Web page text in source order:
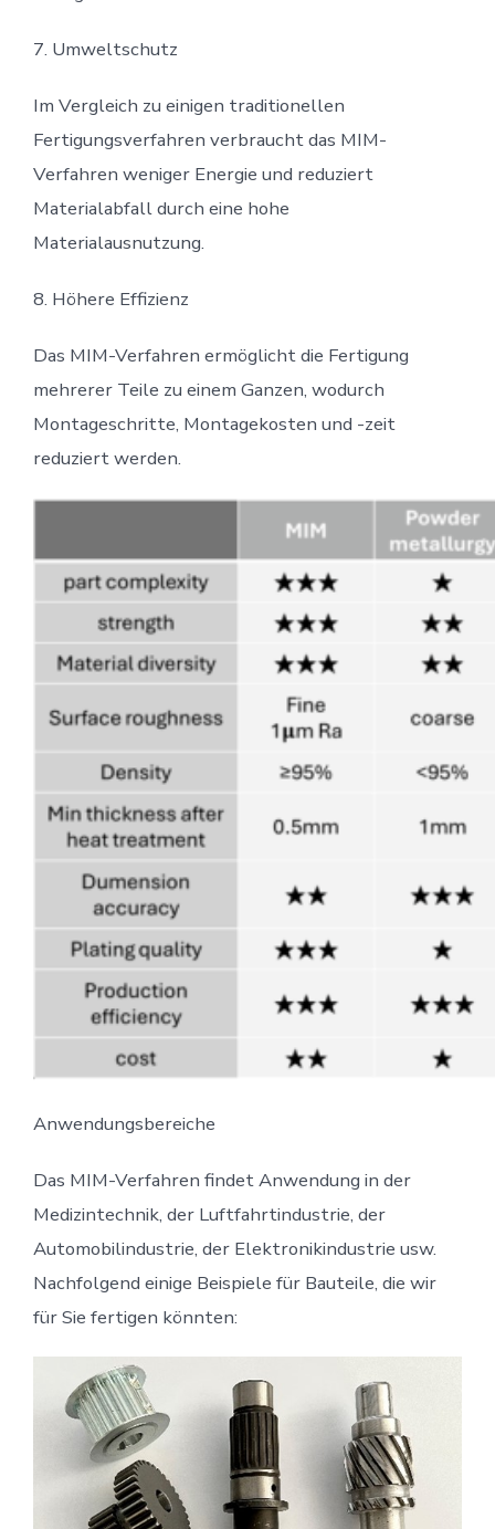
7. Umweltschutz
Im Vergleich zu einigen traditionellen
Fertigungsverfahren verbraucht das MIM-
Verfahren weniger Energie und reduziert
Materialabfall durch eine hohe
Materialausnutzung.
8. Höhere Effizienz
Das MIM-Verfahren ermöglicht die Fertigung
mehrerer Teile zu einem Ganzen, wodurch
Montageschritte, Montagekosten und -zeit
reduziert werden.
Anwendungsbereiche
Das MIM-Verfahren findet Anwendung in der
Medizintechnik, der Luftfahrtindustrie, der
Automobilindustrie, der Elektronikindustrie usw.
Nachfolgend einige Beispiele für Bauteile, die wir
für Sie fertigen könnten: